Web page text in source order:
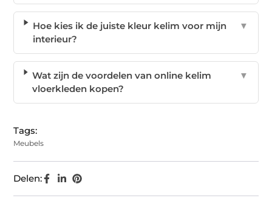
Hoe kies ik de juiste kleur kelim voor mijn
interieur?
▼
Wat zijn de voordelen van online kelim
vloerkleden kopen?
▼
Tags:
Meubels
Delen: